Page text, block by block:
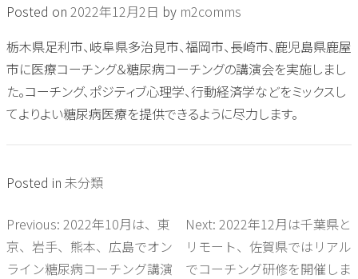
Posted on 2022年12月2日 by m2comms
栃木県足利市、岐阜県多治見市、福岡市、長崎市、鹿児島県鹿屋
市に医療コーチング＆糖尿病コーチングの講演会を実施しまし
た。コーチング、ポジティブ心理学、行動経済学などをミックスし
てよりよい糖尿病医療を提供できるように尽力します。
Posted in 未分類
投
稿
Previous: 2022年10月は、東
京、岩手、熊本、広島でオン
ライン糖尿病コーチング講演
Next: 2022年12月は千葉県と
リモート、佐賀県ではリアル
でコーチング研修を開催しま